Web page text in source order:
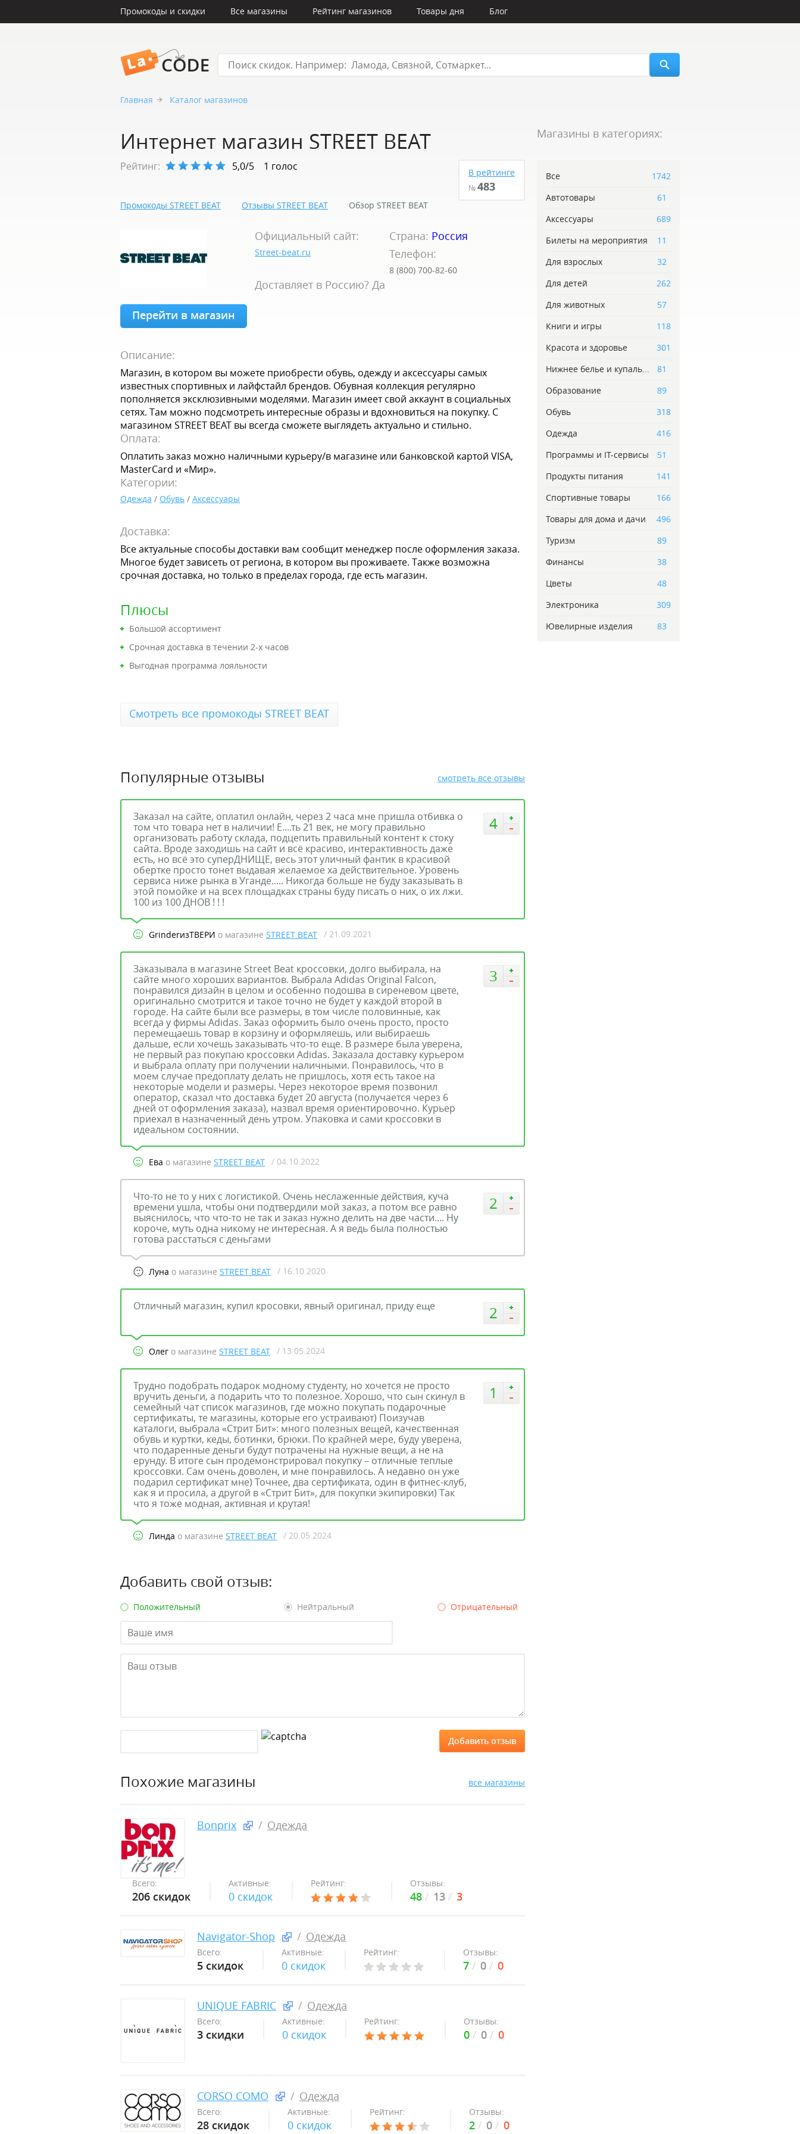
Промокоды и скидки Все магазины Рейтинг магазинов Товары дня Блог
Главная Каталог магазинов
Интернет магазин STREET BEAT
Рейтинг: 5,0/5 1 голос В рейтинге
№483
Промокоды STREET BEAT Отзывы STREET BEAT Обзор STREET BEAT
Официальный сайт:
Street-beat.ru
Доставляет в Россию? Да
Страна: Россия
Телефон:
8 (800) 700-82-60
Перейти в магазин
Описание:
Магазин, в котором вы можете приобрести обувь, одежду и аксессуары самых
известных спортивных и лайфстайл брендов. Обувная коллекция регулярно
пополняется эксклюзивными моделями. Магазин имеет свой аккаунт в социальных
сетях. Там можно подсмотреть интересные образы и вдохновиться на покупку. С
магазином STREET BEAT вы всегда сможете выглядеть актуально и стильно.
Оплата:
Оплатить заказ можно наличными курьеру/в магазине или банковской картой VISA,
MasterCard и «Мир».
Категории:
Одежда / Обувь / Аксессуары
Доставка:
Все актуальные способы доставки вам сообщит менеджер после оформления заказа.
Многое будет зависеть от региона, в котором вы проживаете. Также возможна
срочная доставка, но только в пределах города, где есть магазин.
Плюсы
Большой ассортимент
Срочная доставка в течении 2-х часов
Выгодная программа лояльности
Смотреть все промокоды STREET BEAT
Популярные отзывы смотреть все отзывы
4
Заказал на сайте, оплатил онлайн, через 2 часа мне пришла отбивка о
том что товара нет в наличии! Е....ть 21 век, не могу правильно
организовать работу склада, подцепить правильный контент к стоку
сайта. Вроде заходишь на сайт и всё красиво, интерактивность даже
есть, но всё это суперДНИЩЕ, весь этот уличный фантик в красивой
обертке просто тонет выдавая желаемое ха действительное. Уровень
сервиса ниже рынка в Уганде..... Никогда больше не буду заказывать в
этой помойке и на всех площадках страны буду писать о них, о их лжи.
100 из 100 ДНОВ ! ! !
GrinderизТВЕРИ о магазине STREET BEAT / 21.09.2021
3
Заказывала в магазине Street Beat кроссовки, долго выбирала, на
сайте много хороших вариантов. Выбрала Adidas Original Falcon,
понравился дизайн в целом и особенно подошва в сиреневом цвете,
оригинально смотрится и такое точно не будет у каждой второй в
городе. На сайте были все размеры, в том числе половинные, как
всегда у фирмы Adidas. Заказ оформить было очень просто, просто
перемещаешь товар в корзину и оформляешь, или выбираешь
дальше, если хочешь заказывать что-то еще. В размере была уверена,
не первый раз покупаю кроссовки Adidas. Заказала доставку курьером
и выбрала оплату при получении наличными. Понравилось, что в
моем случае предоплату делать не пришлось, хотя есть такое на
некоторые модели и размеры. Через некоторое время позвонил
оператор, сказал что доставка будет 20 августа (получается через 6
дней от оформления заказа), назвал время ориентировочно. Курьер
приехал в назначенный день утром. Упаковка и сами кроссовки в
идеальном состоянии.
Ева о магазине STREET BEAT / 04.10.2022
2
Что-то не то у них с логистикой. Очень неслаженные действия, куча
времени ушла, чтобы они подтвердили мой заказ, а потом все равно
выяснилось, что что-то не так и заказ нужно делить на две части.... Ну
короче, муть одна никому не интересная. А я ведь была полностью
готова расстаться с деньгами
Луна о магазине STREET BEAT / 16.10.2020
2
Отличный магазин, купил кросовки, явный оригинал, приду еще
Олег о магазине STREET BEAT / 13.05.2024
1
Трудно подобрать подарок модному студенту, но хочется не просто
вручить деньги, а подарить что то полезное. Хорошо, что сын скинул в
семейный чат список магазинов, где можно покупать подарочные
сертификаты, те магазины, которые его устраивают) Поизучав
каталоги, выбрала «Стрит Бит»: много полезных вещей, качественная
обувь и куртки, кеды, ботинки, брюки. По крайней мере, буду уверена,
что подаренные деньги будут потрачены на нужные вещи, а не на
ерунду. В итоге сын продемонстрировал покупку – отличные теплые
кроссовки. Сам очень доволен, и мне понравилось. А недавно он уже
подарил сертификат мне) Точнее, два сертификата, один в фитнес-клуб,
как я и просила, а другой в «Стрит Бит», для покупки экипировки) Так
что я тоже модная, активная и крутая!
Линда о магазине STREET BEAT / 20.05.2024
Добавить свой отзыв:
Положительный Нейтральный Отрицательный
Похожие магазины все магазины
Bonprix Одежда
Всего:
206 скидок
Активные:
0 скидок
Рейтинг: Отзывы:
48 13 3
Navigator-Shop Одежда
Всего:
5 скидок
Активные:
0 скидок
Рейтинг: Отзывы:
7 0 0
UNIQUE FABRIC Одежда
Всего:
3 скидки
Активные:
0 скидок
Рейтинг: Отзывы:
0 0 0
CORSO COMO Одежда
Всего:
28 скидок
Активные:
0 скидок
Рейтинг: Отзывы:
2 0 0
Магазины в категориях:
Все
1742
Автотовары
61
Аксессуары
689
Билеты на мероприятия
11
Для взрослых
32
Для детей
262
Для животных
57
Книги и игры
118
Красота и здоровье
301
Нижнее белье и купаль...
81
Образование
89
Обувь
318
Одежда
416
Программы и IT-сервисы
51
Продукты питания
141
Спортивные товары
166
Товары для дома и дачи
496
Туризм
89
Финансы
38
Цветы
48
Электроника
309
Ювелирные изделия
83